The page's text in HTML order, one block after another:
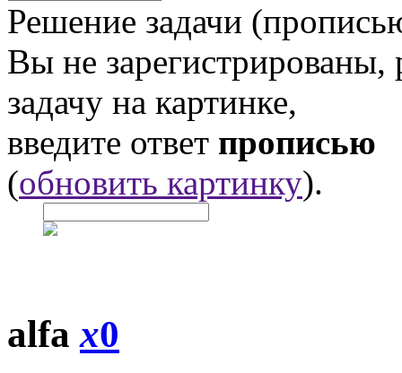
Решение задачи
Вы не
задачу на картинке,
введите ответ прописью
(обновить картинку).
alfax0